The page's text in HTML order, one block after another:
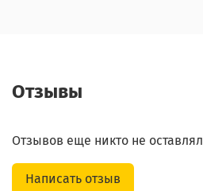
Отзывы
Отзывов еще никто не оставлял
Написать отзыв